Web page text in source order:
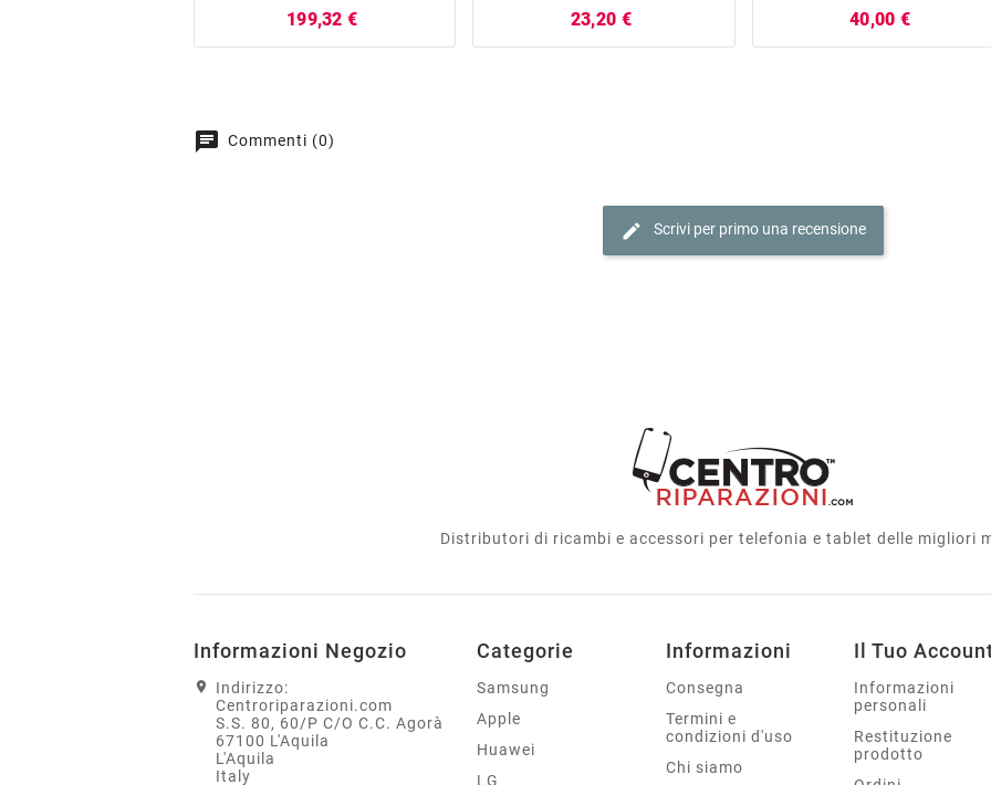
199,32 € 23,20 € 40,00 €
chat Commenti (0)
edit Scrivi per primo una recensione
Distributori di ricambi e accessori per telefonia e tablet delle migliori
Informazioni Negozio
Indirizzo:
Centroriparazioni.com
S.S. 80, 60/P C/O C.C. Agorà
67100 L'Aquila
L'Aquila
Italy
Categorie
Samsung
Apple
Huawei
LG
Informazioni
Consegna
Termini e
condizioni d'uso
Chi siamo
Il Tuo
Informazioni
personali
Restituzione
prodotto